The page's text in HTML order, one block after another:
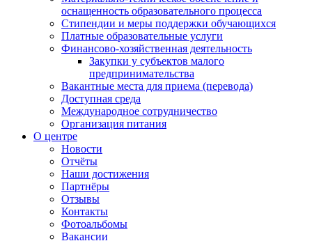
оснащенность образовательного процесса
Стипендии и меры поддержки обучающихся
Платные образовательные услуги
Финансово-хозяйственная деятельность
Закупки у субъектов малого
предпринимательства
Вакантные места для приема (перевода)
Доступная среда
Международное сотрудничество
Организация питания
О центре
Новости
Отчёты
Наши достижения
Партнёры
Отзывы
Контакты
Фотоальбомы
Вакансии